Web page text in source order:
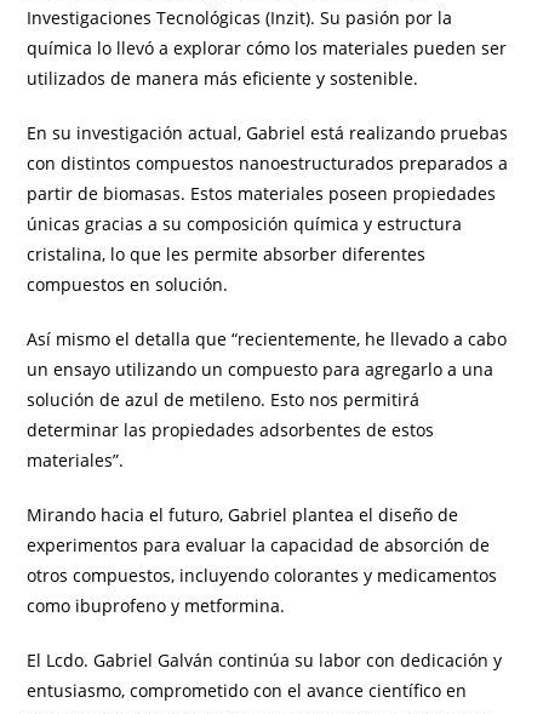
Investigaciones Tecnológicas (Inzit). Su pasión por la
química lo llevó a explorar cómo los materiales pueden ser
utilizados de manera más eficiente y sostenible.
En su investigación actual, Gabriel está realizando pruebas
con distintos compuestos nanoestructurados preparados a
partir de biomasas. Estos materiales poseen propiedades
únicas gracias a su composición química y estructura
cristalina, lo que les permite absorber diferentes
compuestos en solución.
Así mismo el detalla que “recientemente, he llevado a cabo
un ensayo utilizando un compuesto para agregarlo a una
solución de azul de metileno. Esto nos permitirá
determinar las propiedades adsorbentes de estos
materiales”.
Mirando hacia el futuro, Gabriel plantea el diseño de
experimentos para evaluar la capacidad de absorción de
otros compuestos, incluyendo colorantes y medicamentos
como ibuprofeno y metformina.
El Lcdo. Gabriel Galván continúa su labor con dedicación y
entusiasmo, comprometido con el avance científico en